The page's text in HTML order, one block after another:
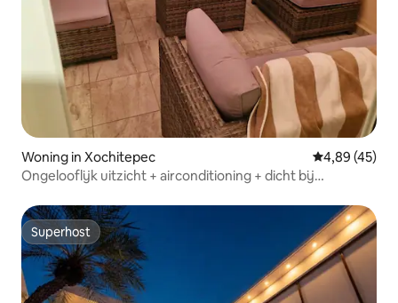
Woning in Xochitepec Gemiddelde
4,89 (45)
Ongelooflijk uitzicht + airconditioning + dicht bij
Superhost
Superhost